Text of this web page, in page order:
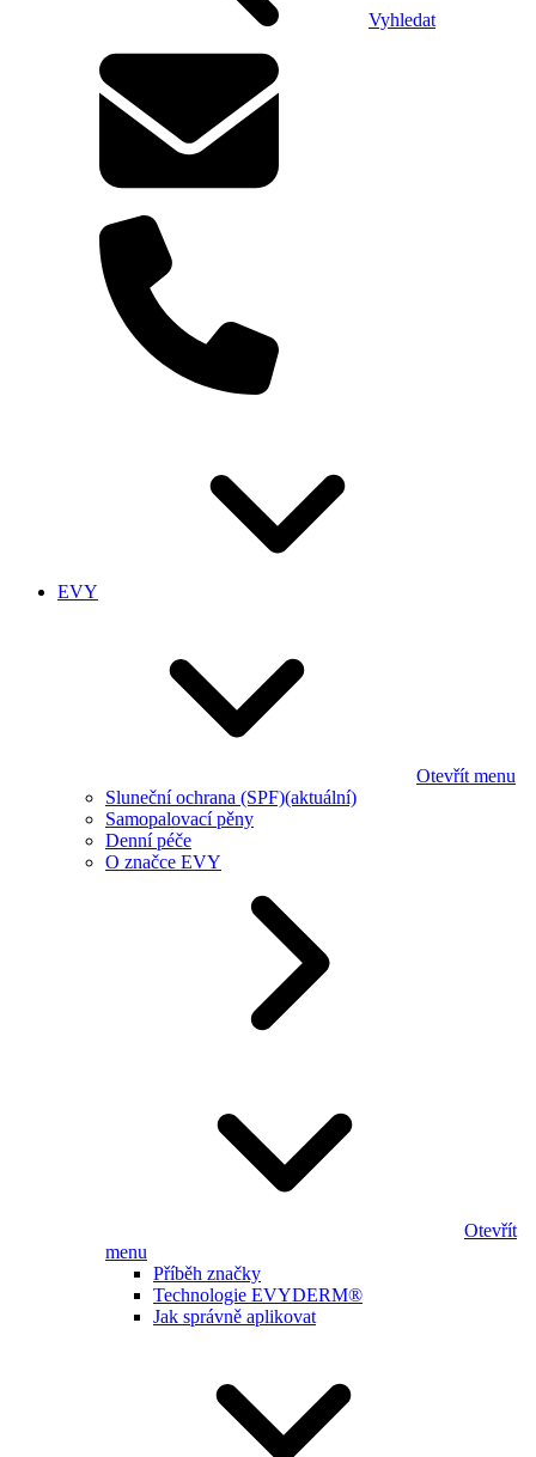
Vyhledat
EVY
Otevřít menu
Sluneční ochrana (SPF)(aktuální)
Samopalovací pěny
Denní péče
O značce EVY
Otevřít
menu
Příběh značky
Technologie EVYDERM®
Jak správně aplikovat